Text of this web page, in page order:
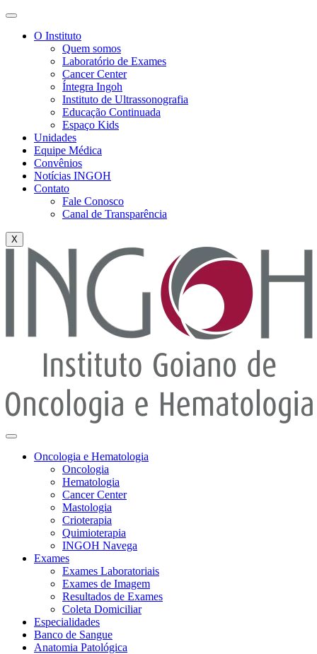
O Instituto
Quem somos
Laboratório de Exames
Cancer Center
Íntegra Ingoh
Instituto de Ultrassonografia
Educação Continuada
Espaço Kids
Unidades
Equipe Médica
Convênios
Notícias INGOH
Contato
Fale Conosco
Canal de Transparência
X
Oncologia e Hematologia
Oncologia
Hematologia
Cancer Center
Mastologia
Crioterapia
Quimioterapia
INGOH Navega
Exames
Exames Laboratoriais
Exames de Imagem
Resultados de Exames
Coleta Domiciliar
Especialidades
Banco de Sangue
Anatomia Patológica